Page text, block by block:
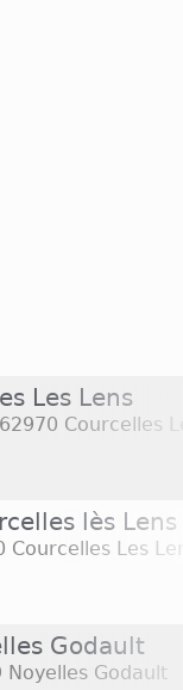
Les Lens
62970 Courcelles
lès Lens
Courcelles Les
Godault
Noyelles Godault